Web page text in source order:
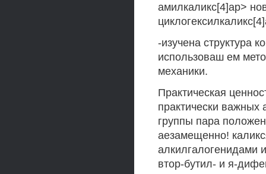
амилкаликс[4]ар>
-изучена структура
использоваш ем
механики.
Практическая
практически
группы пара
аезамещенно!
алкилгалогенидами
втор-бутил- и я-